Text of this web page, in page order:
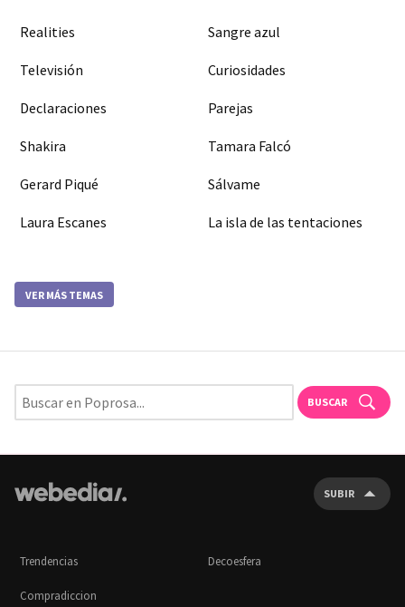
Realities Sangre azul
Televisión Curiosidades
Declaraciones Parejas
Shakira Tamara Falcó
Gerard Piqué Sálvame
Laura Escanes La isla de las tentaciones
VER MÁS TEMAS
BUSCAR
SUBIR
Trendencias Decoesfera
Compradiccion